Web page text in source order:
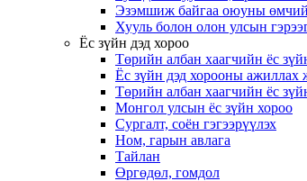
Эзэмшиж байгаа оюуны
Хууль болон олон улсын
Ёс зүйн дэд хороо
Төрийн албан хаагчийн ёс
Ёс зүйн дэд хорооны ажиллах
Төрийн албан хаагчийн ёс
Монгол улсын ёс зүйн хороо
Cургалт, cоён гэгээрүүлэх
Ном, гарын авлага
Тайлан
Өргөдөл, гомдол